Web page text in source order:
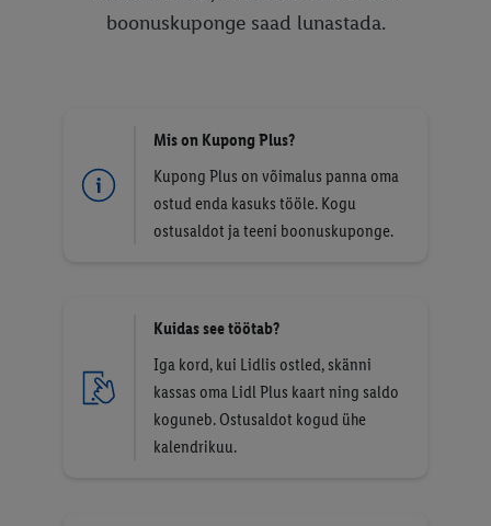
boonuskuponge saad lunastada.
Mis on Kupong Plus?
Kupong Plus on võimalus panna oma
ostud enda kasuks tööle. Kogu
ostusaldot ja teeni boonuskuponge.
Kuidas see töötab?
Iga kord, kui Lidlis ostled, skänni
kassas oma Lidl Plus kaart ning saldo
koguneb. Ostusaldot kogud ühe
kalendrikuu.